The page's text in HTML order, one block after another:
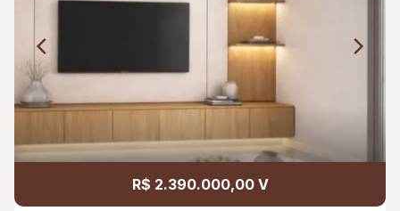
R$ 2.390.000,00 V